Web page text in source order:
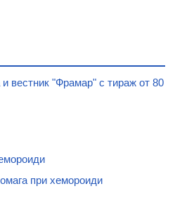
вестник "Фрамар" с тираж от 80
при хемороиди